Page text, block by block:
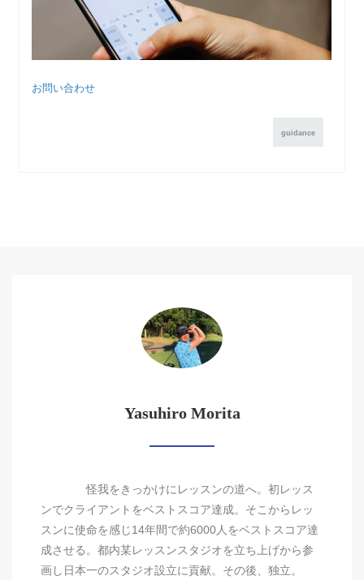
お問い合わせ
guidance
Yasuhiro Morita
怪我をきっかけにレッスンの道へ。初レッス
ンでクライアントをベストスコア達成。そこからレッ
スンに使命を感じ14年間で約6000人をベストスコア達
成させる。都内某レッスンスタジオを立ち上げから参
画し日本一のスタジオ設立に貢献。その後、独立。